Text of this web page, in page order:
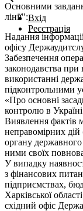
Вхід
Реєстрація
Основними
лінії":
Надання
офісу
Забезпечення
законодавства
використанні
підконтрольними
«Про основні
контролю в
Виявлення фактів
неправомірних дій
органу
ними своїх
У випадку
з фінансових
підприємствах,
Харківської
східний офіс